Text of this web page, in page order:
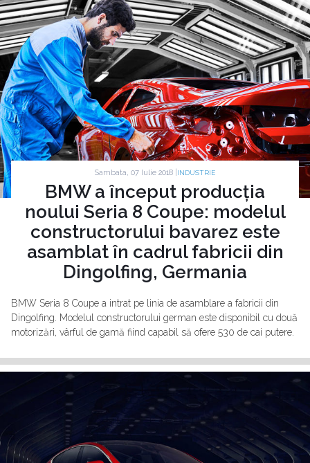
Sambata, 07 Iulie 2018 | INDUSTRIE
BMW a început producția
noului Seria 8 Coupe: modelul
constructorului bavarez este
asamblat în cadrul fabricii din
Dingolfing, Germania
BMW Seria 8 Coupe a intrat pe linia de asamblare a fabricii din
Dingolfing. Modelul constructorului german este disponibil cu două
motorizări, vârful de gamă fiind capabil să ofere 530 de cai putere.